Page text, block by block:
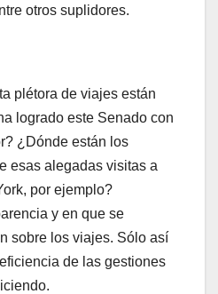
otros suplidores.
plétora de viajes están
logrado este Senado con
¿Dónde están los
esas alegadas visitas a
por ejemplo?
y en que se
sobre los viajes. Sólo así
de las gestiones